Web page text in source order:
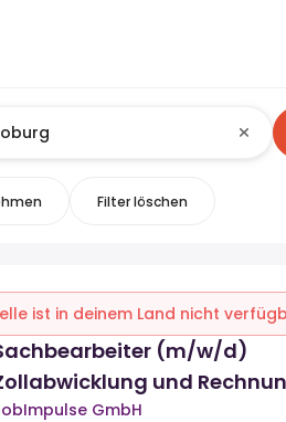
Filter löschen
ist in deinem Land nicht
(m/w/d)
und
GmbH